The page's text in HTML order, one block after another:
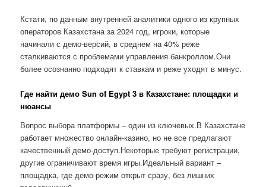
Кстати, по данным внутренней аналитики одного из крупных
операторов Казахстана за 2024 год, игроки, которые
начинали с демо-версий, в среднем на 40% реже
сталкиваются с проблемами управления банкроллом.Они
более осознанно подходят к ставкам и реже уходят в минус.
Где найти демо Sun of Egypt 3 в Казахстане: площадки и
нюансы
Вопрос выбора платформы – один из ключевых.В Казахстане
работает множество онлайн-казино, но не все предлагают
качественный демо-доступ.Некоторые требуют регистрации,
другие ограничивают время игры.Идеальный вариант –
площадка, где демо-режим открыт сразу, без лишних